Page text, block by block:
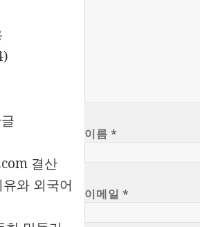
결산
와 외국어
이름*
이메일 *